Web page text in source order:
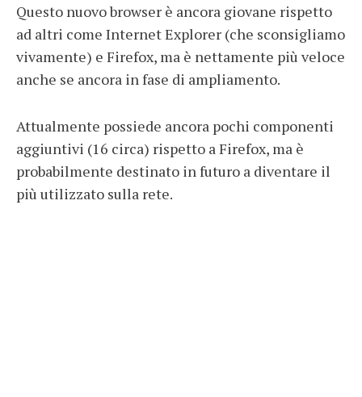
Questo nuovo browser è ancora giovane rispetto
ad altri come Internet Explorer (che sconsigliamo
vivamente) e Firefox, ma è nettamente più veloce
anche se ancora in fase di ampliamento.
Attualmente possiede ancora pochi componenti
aggiuntivi (16 circa) rispetto a Firefox, ma è
probabilmente destinato in futuro a diventare il
più utilizzato sulla rete.